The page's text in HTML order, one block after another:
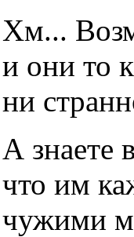
Хм...
и они то
ни
А знаете
что им
чужими